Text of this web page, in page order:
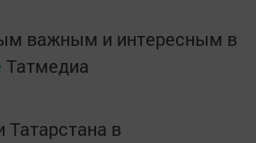
важным и интересным в
Татмедиа
Татарстана в